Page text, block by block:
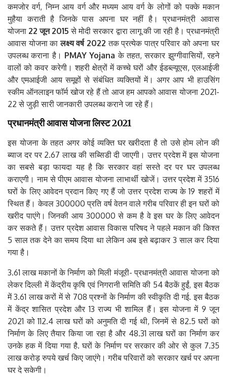
कमजोर वर्ग, निम्न आय वर्ग और मध्यम आय वर्ग के लोगों को पक्के मकान
मुहैया कराती है जिनके पास अपना घर नहीं है। प्रधानमंत्री आवास
योजना 22जून2015 से मोदी सरकार द्वारा लागू की जा रही है। प्रधानमंत्री
आवास योजना कालक्ष्य वर्ष2022 तक प्रत्येक पात्र परिवार को अपना घर
उपलब्ध कराना है। PMAY Yojana के तहत, सरकार झुग्गीवासियों, रहने
वालों को कवर करेगी। शहरी क्षेत्रों में कच्चे घरों और ईडब्ल्यूएस, एलआईजी
और एमआईजी आय समूहों से संबंधित व्यक्तियों में। अगर आप भी हाउसिंग
स्कीम ऑनलाइन फॉर्म खोज रहे हैं तो आज हम आपको आवास योजना 2021-
22 से जुड़ी सारी जानकारी उपलब्ध कराने जा रहे हैं।
प्रधानमंत्रीआवासयोजनालिस्ट2021
इस योजना के तहत अगर कोई व्यक्ति घर खरीदता है तो उसे होम लोन की
ब्याज दर पर 2.67 लाख की सब्सिडी दी जाएगी। उत्तर प्रदेश में इस योजना
का सबसे बड़ा फायदा यह है कि सरकार वहां सस्ते दर पर घर उपलब्ध
कराएगी। नाम से पीएम आवास योजना लाभार्थी खोजें। उत्तर प्रदेश में 3516
घरों के लिए आवेदन प्रदान किए गए हैं जो उत्तर प्रदेश राज्य के 19 शहरों में
स्थित हैं। केवल 300000 प्रति वर्ष वेतन वाले गरीब परिवार ही इन घरों को
खरीद पाएंगे। जिनकी आय 300000 से कम है वे इस घर के लिए आवेदन
कर सकते हैं। उत्तर प्रदेश आवास विकास परिषद ने पहले मकान की किश्त
5 साल तक देने का समय दिया था लेकिन अब इसे बढ़ाकर 3 साल कर दिया
गया है।
3.61 लाख मकानों के निर्माण को मिली मंजूरी- प्रधानमंत्री आवास योजना को
लेकर दिल्ली में केंद्रीय कृषि एवं निगरानी समिति की 54 बैठकें हुईं, इस बैठक
में 3.61 लाख करों में से 708 प्रश्नों के निर्माण की स्वीकृति दी गई. इस बैठक
में केंद्र शासित प्रदेश और 13 राज्य भी शामिल हैं। इस योजना में 9 जून
2021 को 112.4 लाख घरों को अनुमति दी गई थी, जिनमें से 82.5 घरों को
निर्माण के लिए तैयार किया जा रहा है और 48.31 लाख घरों का निर्माण कर
उनके हक में दिया गया है. घरों के निर्माण पर सरकार की ओर से कुल 7.35
लाख करोड़ रुपये खर्च किए जाएंगे। गरीब परिवारों को सरकार खर्च पर अपना
घर दे सकेगी।